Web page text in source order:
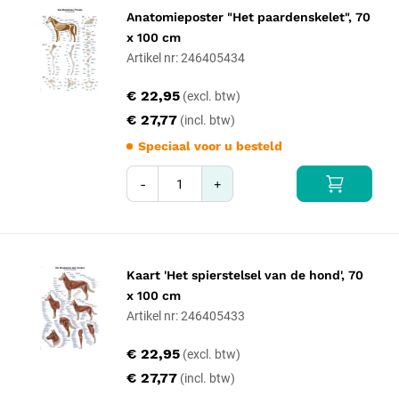
Anatomieposter "Het paardenskelet", 70
x 100 cm
Artikel nr: 246405434
€ 27,77
€ 22,95
Speciaal voor u besteld
- +
Kaart 'Het spierstelsel van de hond', 70
x 100 cm
Artikel nr: 246405433
€ 27,77
€ 22,95